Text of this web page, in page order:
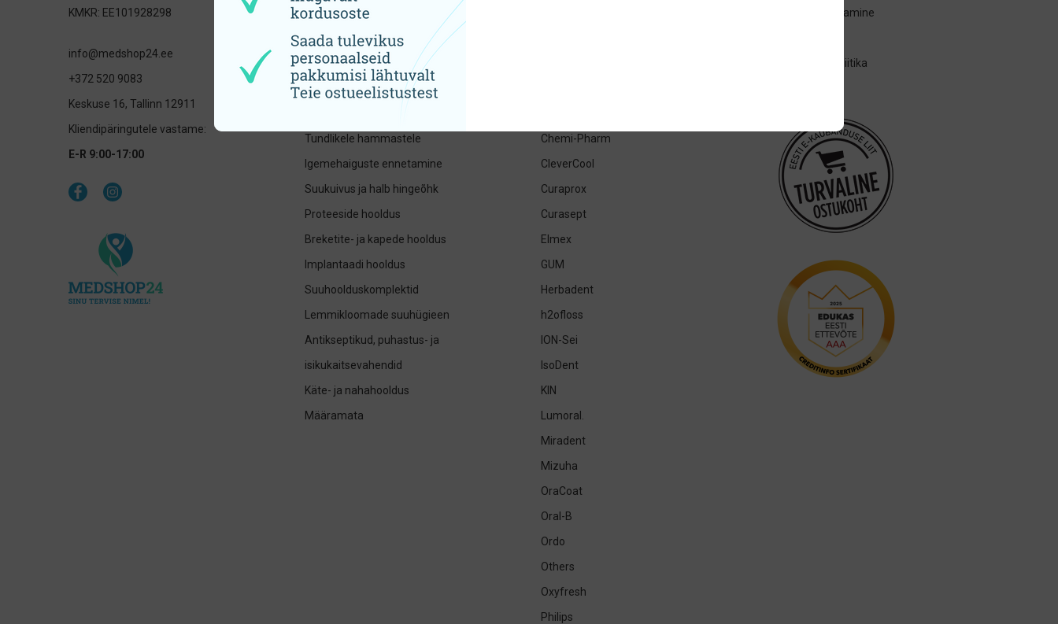
KMKR: EE101928298
info@medshop24.ee
+372 520 9083
Keskuse 16, Tallinn 12911
Kliendipäringutele vastame:
E-R 9:00-17:00
otsikud
Hambavaheharjad ja hambaniidid
Laste suuhügieen
Ksülitooliga tooted ja suuvärskendajad
Tundlikele hammastele
Igemehaiguste ennetamine
Suukuivus ja halb hingeõhk
Proteeside hooldus
Breketite- ja kapede hooldus
Implantaadi hooldus
Suuhoolduskomplektid
Lemmikloomade suuhügieen
Antikseptikud, puhastus- ja
isikukaitsevahendid
Käte- ja nahahooldus
Määramata
Chemi-Pharm
CleverCool
Curaprox
Curasept
Elmex
GUM
Herbadent
h2ofloss
ION-Sei
IsoDent
KIN
Lumoral.
Miradent
Mizuha
OraCoat
Oral-B
Ordo
Others
Oxyfresh
Philips
Kauba tagastamine
Privaatsuspoliitika